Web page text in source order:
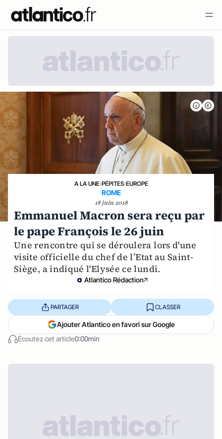
A LA UNE›PÉPITES›EUROPE
ROME
18 juin 2018
Emmanuel Macron sera reçu par
le pape François le 26 juin
Une rencontre qui se déroulera lors d'une
visite officielle du chef de l’Etat au Saint-
Siège, a indiqué l'Elysée ce lundi.
Atlantico Rédaction
Écoutez cet article0:00min
PARTAGER CLASSER
Ajouter Atlantico en favori sur Google